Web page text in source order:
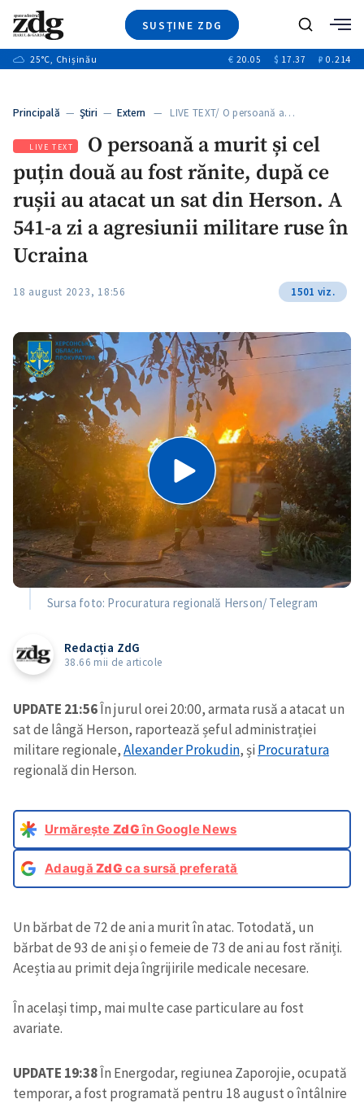
SUSȚINE ZDG
Ştiri
+7
Special
+1
Blog
+2
ZdGust
Caută
25°C, Chișinău € 20.05 $ 17.37 ₽ 0.214
Principală — Ştiri — Extern — LIVE TEXT/ O persoană a…
LIVE TEXT
O persoană a murit și cel
puțin două au fost rănite, după ce
rușii au atacat un sat din Herson. A
541-a zi a agresiunii militare ruse în
Ucraina
18 august 2023, 18:56 1501 viz.
Sursa foto: Procuratura regională Herson/ Telegram
Redacția ZdG
38.66 mii de articole
UPDATE 21:56În jurul orei 20:00, armata rusă a atacat un
sat de lângă Herson, raportează șeful administrației
militare regionale,Alexander Prokudin, șiProcuratura
regională din Herson.
Urmărește ZdGîn Google News
AdaugăZdG ca sursă preferată
Un bărbat de 72 de ani a murit în atac. Totodată, un
bărbat de 93 de ani și o femeie de 73 de ani au fost răniți.
Aceștia au primit deja îngrijirile medicale necesare.
În același timp, mai multe case particulare au fost
avariate.
UPDATE 19:38În Energodar, regiunea Zaporojie, ocupată
temporar, a fost programată pentru 18 august o întâlnire